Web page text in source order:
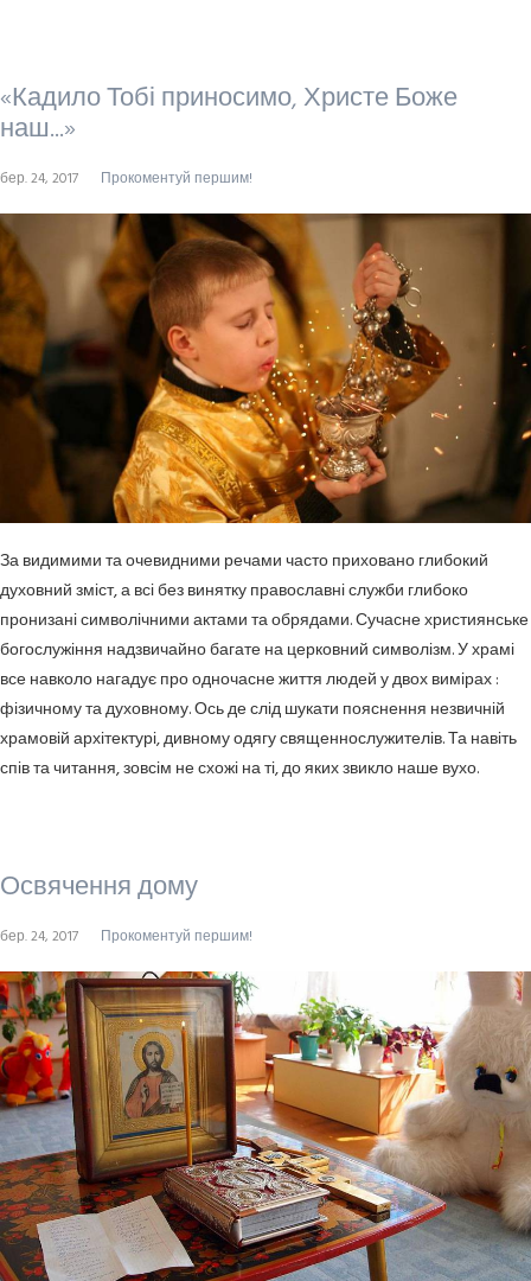
«Кадило Тобі приносимо, Христе Боже
наш...»
бер. 24, 2017 Прокоментуй першим!
За видимими та очевидними речами часто приховано глибокий
духовний зміст, а всі без винятку православні служби глибоко
пронизані символічними актами та обрядами. Сучасне християнське
богослужіння надзвичайно багате на церковний символізм. У храмі
все навколо нагадує про одночасне життя людей у двох вимірах :
фізичному та духовному. Ось де слід шукати пояснення незвичній
храмовій архітектурі, дивному одягу священнослужителів. Та навіть
спів та читання, зовсім не схожі на ті, до яких звикло наше вухо.
Освячення дому
бер. 24, 2017 Прокоментуй першим!